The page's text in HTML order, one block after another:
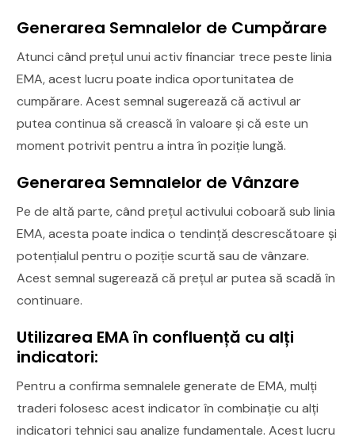
Generarea Semnalelor de Cumpărare
Atunci când prețul unui activ financiar trece peste linia
EMA, acest lucru poate indica oportunitatea de
cumpărare. Acest semnal sugerează că activul ar
putea continua să crească în valoare și că este un
moment potrivit pentru a intra în poziție lungă.
Generarea Semnalelor de Vânzare
Pe de altă parte, când prețul activului coboară sub linia
EMA, acesta poate indica o tendință descrescătoare și
potențialul pentru o poziție scurtă sau de vânzare.
Acest semnal sugerează că prețul ar putea să scadă în
continuare.
Utilizarea EMA în confluență cu alți
indicatori:
Pentru a confirma semnalele generate de EMA, mulți
traderi folosesc acest indicator în combinație cu alți
indicatori tehnici sau analize fundamentale. Acest lucru